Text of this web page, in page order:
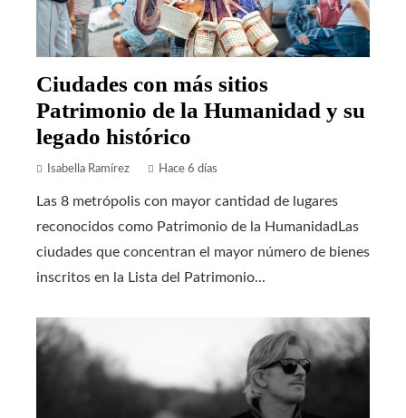
Ciudades con más sitios
Patrimonio de la Humanidad y su
legado histórico
Isabella Ramírez Hace 6 días
Las 8 metrópolis con mayor cantidad de lugares
reconocidos como Patrimonio de la HumanidadLas
ciudades que concentran el mayor número de bienes
inscritos en la Lista del Patrimonio...